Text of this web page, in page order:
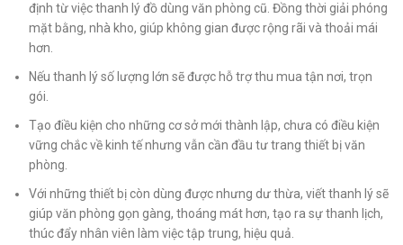
định từ việc thanh lý đồ dùng văn phòng cũ. Đồng thời giải phóng
mặt bằng, nhà kho, giúp không gian được rộng rãi và thoải mái
hơn.
Nếu thanh lý số lượng lớn sẽ được hỗ trợ thu mua tận nơi, trọn
gói.
Tạo điều kiện cho những cơ sở mới thành lập, chưa có điều kiện
vững chắc về kinh tế nhưng vẫn cần đầu tư trang thiết bị văn
phòng.
Với những thiết bị còn dùng được nhưng dư thừa, viết thanh lý sẽ
giúp văn phòng gọn gàng, thoáng mát hơn, tạo ra sự thanh lịch,
thúc đẩy nhân viên làm việc tập trung, hiệu quả.